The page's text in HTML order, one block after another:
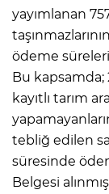
yayımlanan
ödeme süreleri
Bu kapsamda;
kayıtlı tarım
tebliğ edilen
süresinde
Belgesi